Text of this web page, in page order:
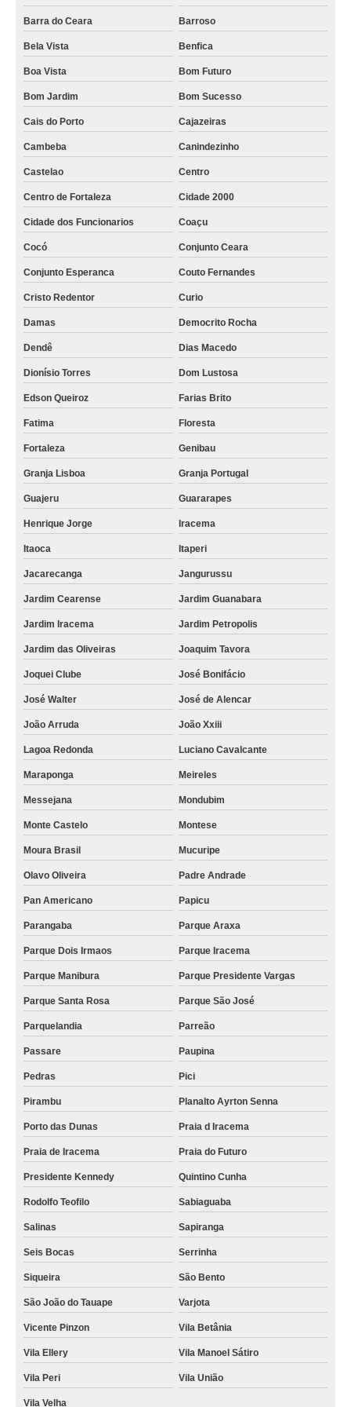
quanto custa flores de velório Pindoretama
onde encontrar flores de velório Eusébio
onde encontrar flores para sepultamentos Genibau
flor de velório e enterro preço Dom Lustosa
onde encontrar flor para velório Parreão
flores para sepultamentos preço Granja Portugal
flores para enterro preço Jardim das Oliveiras
quanto custa flores para sepultamentos Praia de Iracema
onde encontrar flores em velório Canindezinho
flores de velório preço Cais do Porto
flores para sepultamento Mondubim
flores em velório Siqueira
onde encontrar flores para enterro Conjunto Ceara
onde encontrar flores para sepultamento Canindezinho
flores de velório Dionísio Torres
flores de velório preço Barra do Ceara
onde encontrar flor de velório e enterro Bom Sucesso
flor de sepultamento Passare
quanto custa flores em velório Parque Dois Irmaos
quanto custa flores para enterro Itaoca
flor usada em velório preço Mucuripe
onde encontrar flor de sepultamento Genibau
onde encontrar flores em velório Mucuripe
quanto custa flores para velório Fortaleza
quanto custa flores para sepultamento Aeroporto
flores em velório preço Centro de Fortaleza
onde encontrar flores para velório Centro
flores para velório Quintino Cunha
flores para sepultamentos Paracuru
flor para velório Farias Brito
quanto custa flor de velório e enterro São João do Tauape
flores de velório valores Vila Ellery
onde encontrar flores para velório Seis Bocas
flores para velório Dias Macedo
flor usada em velório Barra do Ceara
onde encontrar flor de sepultamento Parque Araxa
flores em velório Cais do Porto
flor de velório e enterro valores Caucaia
flor de velório e enterro Monte Castelo
flor para velório preço Vila Manoel Sátiro
flor para velório valores Praia d Iracema
flores para enterro valores Maranguape
onde encontrar flores para sepultamentos Pici
Barra do Ceara Barroso
Bela Vista Benfica
Boa Vista Bom Futuro
Bom Jardim Bom Sucesso
Cais do Porto Cajazeiras
Cambeba Canindezinho
Castelao Centro
Centro de Fortaleza Cidade 2000
Cidade dos Funcionarios Coaçu
Cocó Conjunto Ceara
Conjunto Esperanca Couto Fernandes
Cristo Redentor Curio
Damas Democrito Rocha
Dendê Dias Macedo
Dionísio Torres Dom Lustosa
Edson Queiroz Farias Brito
Fatima Floresta
Fortaleza Genibau
Granja Lisboa Granja Portugal
Guajeru Guararapes
Henrique Jorge Iracema
Itaoca Itaperi
Jacarecanga Jangurussu
Jardim Cearense Jardim Guanabara
Jardim Iracema Jardim Petropolis
Jardim das Oliveiras Joaquim Tavora
Joquei Clube José Bonifácio
José Walter José de Alencar
João Arruda João Xxiii
Lagoa Redonda Luciano Cavalcante
Maraponga Meireles
Messejana Mondubim
Monte Castelo Montese
Moura Brasil Mucuripe
Olavo Oliveira Padre Andrade
Pan Americano Papicu
Parangaba Parque Araxa
Parque Dois Irmaos Parque Iracema
Parque Manibura Parque Presidente Vargas
Parque Santa Rosa Parque São José
Parquelandia Parreão
Passare Paupina
Pedras Pici
Pirambu Planalto Ayrton Senna
Porto das Dunas Praia d Iracema
Praia de Iracema Praia do Futuro
Presidente Kennedy Quintino Cunha
Rodolfo Teofilo Sabiaguaba
Salinas Sapiranga
Seis Bocas Serrinha
Siqueira São Bento
São João do Tauape Varjota
Vicente Pinzon Vila Betânia
Vila Ellery Vila Manoel Sátiro
Vila Peri Vila União
Vila Velha